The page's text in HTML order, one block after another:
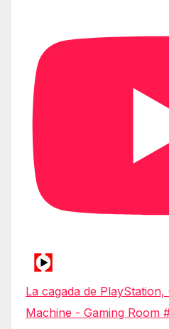
La cagada de
Machine - Gaming Room